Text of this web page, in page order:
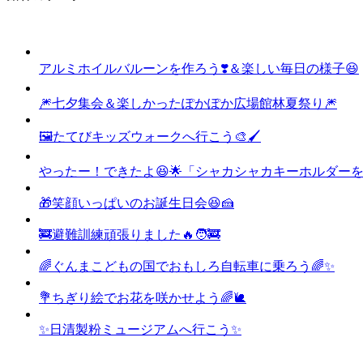
アルミホイルバルーンを作ろう❣️＆楽しい毎日の様子😆
🎆七夕集会＆楽しかったぽかぽか広場館林夏祭り🎆
🖼️たてびキッズウォークへ行こう🎨🖌️
やったー！できたよ😆🌟「シャカシャカキーホルダーを
🎁笑顔いっぱいのお誕生日会😆🍰
🚒避難訓練頑張りました🔥🧑‍🚒
🌈ぐんまこどもの国でおもしろ自転車に乗ろう🌈✨
💐ちぎり絵でお花を咲かせよう🌈🐌
✨日清製粉ミュージアムへ行こう✨